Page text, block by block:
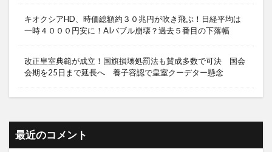
キオクシアHD、時価総額約３０兆円が吹き飛ぶ！日経平均は
一時４０００円安に！AIバブル崩壊？過去５番目の下落幅
改正皇室典範が成立！国旗損壊処罰法も賛成多数で可決 国会
会期を25日まで延長へ 養子容認で皇室クーデター懸念
最近のコメント